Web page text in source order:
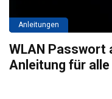
Anleitungen
WLAN Passwort
Anleitung für alle